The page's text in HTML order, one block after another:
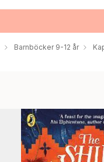
Barnböcker 9-12 år